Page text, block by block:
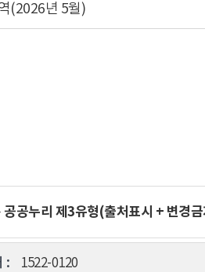
(2026년 5월)
공공누리 제3유형(출처표시 + 변경
: 1522-0120